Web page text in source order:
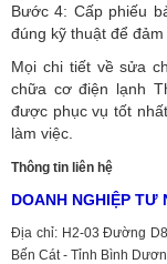
Bước 4: Cấp phiếu
đúng kỹ thuật để
Mọi chi tiết về sửa
chữa cơ điện lạnh
được phục vụ tốt
làm việc.
Thông tin liên hệ
DOANH NGHIỆP TƯ
Địa chỉ: H2-03 Đường
Bến Cát - Tỉnh Bình